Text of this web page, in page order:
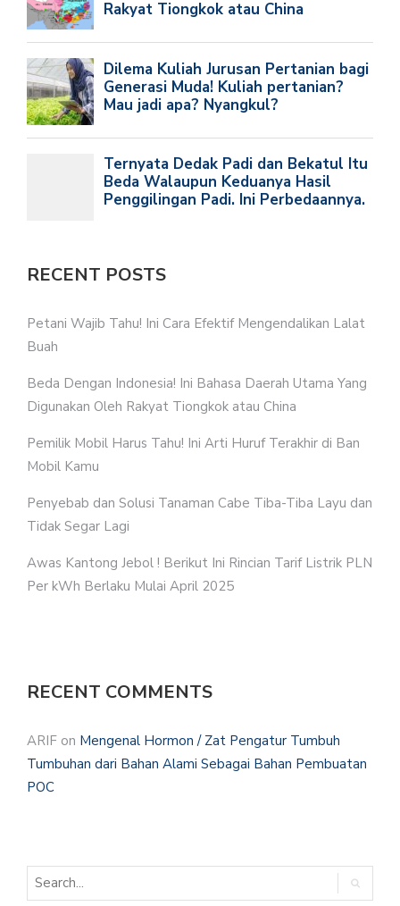
RECENT POSTS
Petani Wajib Tahu! Ini Cara Efektif Mengendalikan Lalat
Buah
Beda Dengan Indonesia! Ini Bahasa Daerah Utama Yang
Digunakan Oleh Rakyat Tiongkok atau China
Pemilik Mobil Harus Tahu! Ini Arti Huruf Terakhir di Ban
Mobil Kamu
Penyebab dan Solusi Tanaman Cabe Tiba-Tiba Layu dan
Tidak Segar Lagi
Awas Kantong Jebol ! Berikut Ini Rincian Tarif Listrik PLN
Per kWh Berlaku Mulai April 2025
RECENT COMMENTS
ARIF on Mengenal Hormon / Zat Pengatur Tumbuh
Tumbuhan dari Bahan Alami Sebagai Bahan Pembuatan
POC